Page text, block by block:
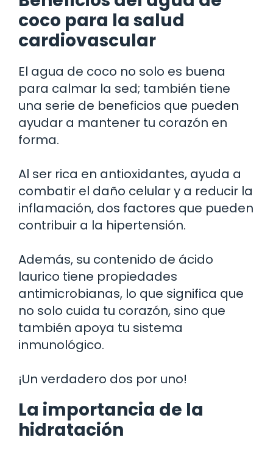
coco para la salud
cardiovascular
El agua de coco no solo es buena
para calmar la sed; también tiene
una serie de beneficios que pueden
ayudar a mantener tu corazón en
forma.
Al ser rica en antioxidantes, ayuda a
combatir el daño celular y a reducir la
inflamación, dos factores que pueden
contribuir a la hipertensión.
Además, su contenido de ácido
laurico tiene propiedades
antimicrobianas, lo que significa que
no solo cuida tu corazón, sino que
también apoya tu sistema
inmunológico.
¡Un verdadero dos por uno!
La importancia de la
hidratación